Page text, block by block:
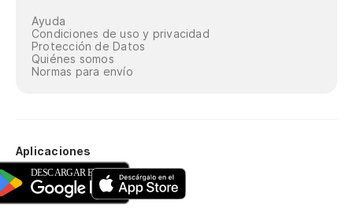
Ayuda
Condiciones de uso y privacidad
Protección de Datos
Quiénes somos
Normas para envío
Aplicaciones